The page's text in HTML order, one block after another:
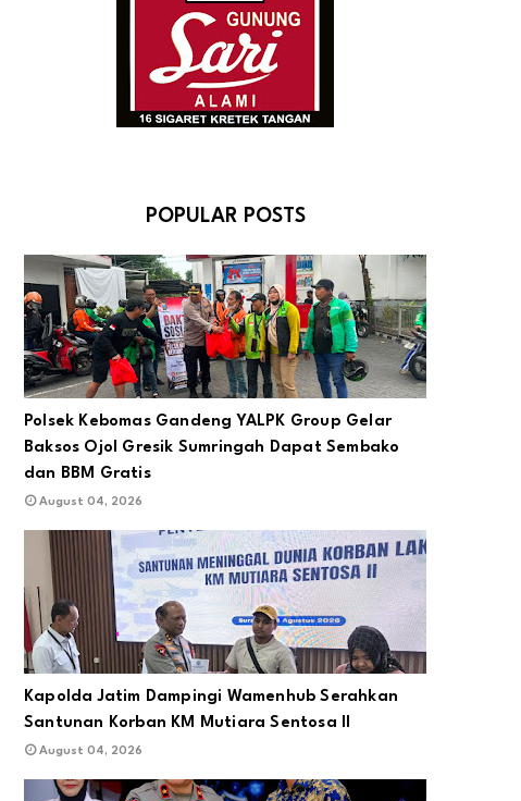
POPULAR POSTS
Polsek Kebomas Gandeng YALPK Group Gelar
Baksos Ojol Gresik Sumringah Dapat Sembako
dan BBM Gratis
August 04, 2026
Kapolda Jatim Dampingi Wamenhub Serahkan
Santunan Korban KM Mutiara Sentosa II
August 04, 2026